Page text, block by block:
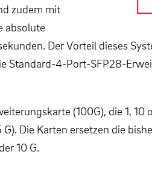
zudem mit
absolute
Der Vorteil dieses
Standard-4-Port-SFP28-
(100G), die 1,
Die Karten ersetzen die
10 G.